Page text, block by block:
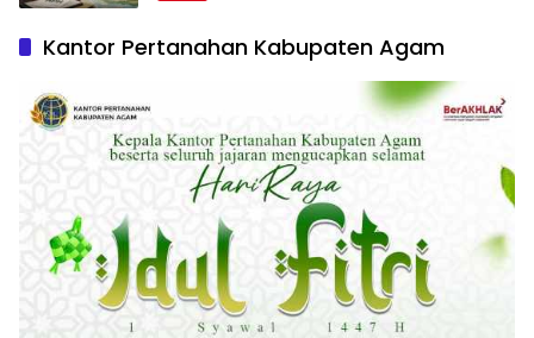
Kantor Pertanahan Kabupaten Agam